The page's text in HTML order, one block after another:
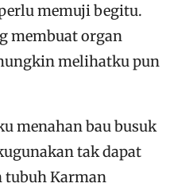
memuji begitu.
membuat organ
melihatku pun
menahan bau busuk
tak dapat
tubuh Karman